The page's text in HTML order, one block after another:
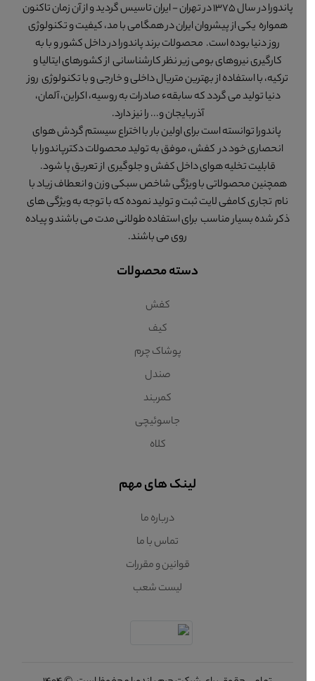
پاندورا در سال 1375 در تهران - ایران تاسیس گردید و از آن زمان تاکنون
همواره یکی از پیشروان ایران در همگامی با مد، کیفیت و تکنولوژی
روز دنیا بوده است. محصولات برند پاندورا در داخل کشور و با به
کارگیری نیروهای بومی زیر نظر کارشناسانی از کشورهای ایتالیا و
ترکیه، با استفاده از بهترین متریال داخلی و خارجی و با تکنولوژی روز
دنیا تولید می گردد که سابقهء صادرات به روسیه، اکراین، آلمان،
آذربایجان و... را نیز دارد.
پاندورا توانسته است برای اولین بار با اختراع سیستم گردش هوای
انحصاری خود در کفش، موفق به تولید محصولات دکترپاندورا با
قابلیت تخلیه هوای داخل کفش و جلوگیری از تعریق پا شود.
همچنین محصولاتی با ویژگی شاخص سبکی وزن و انعطاف زیاد با
نام تجاری کامفی لایت ثبت و تولید نموده که با توجه به ویژگی های
ذکر شده بسیار مناسب برای استفاده طولانی مدت می باشند و پیاده
روی می باشند.
دسته محصولات
کفش
کیف
پوشاک چرم
صندل
کمربند
جاسوئیچی
کلاه
لینک های مهم
درباره ما
تماس با ما
قوانین و مقررات
لیست شعب